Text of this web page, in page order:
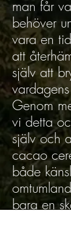
man får
behöver
vara en
att
själv att
Genom
vi detta
själv och
cacao
både
bara en